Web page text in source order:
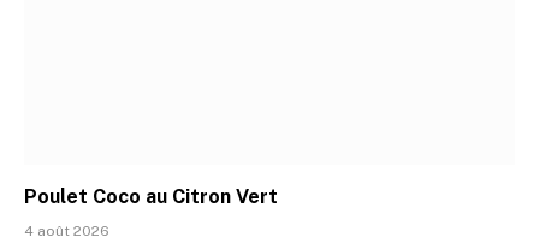
Poulet Coco au Citron Vert
4 août 2026